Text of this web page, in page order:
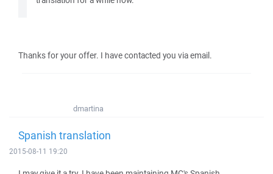
Thanks for your offer. I have contacted you via email.
dmartina
Spanish translation
2015-08-11 19:20